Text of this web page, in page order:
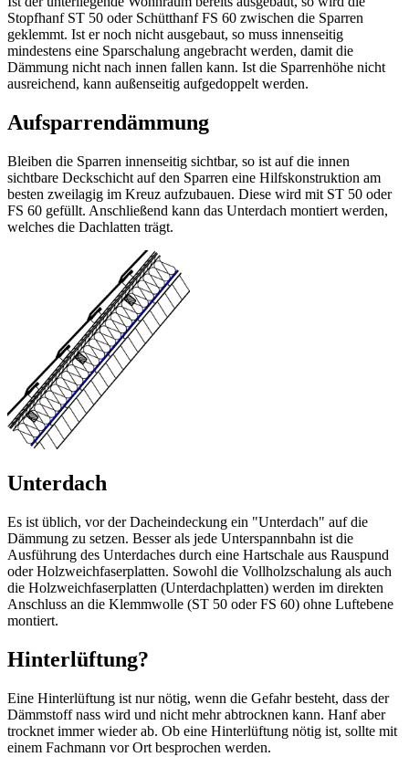
Stopfhanf ST 50 oder Schütthanf FS 60 zwischen die Sparren
geklemmt. Ist er noch nicht ausgebaut, so muss innenseitig
mindestens eine Sparschalung angebracht werden, damit die
Dämmung nicht nach innen fallen kann. Ist die Sparrenhöhe nicht
ausreichend, kann außenseitig aufgedoppelt werden.
Aufsparrendämmung
Bleiben die Sparren innenseitig sichtbar, so ist auf die innen
sichtbare Deckschicht auf den Sparren eine Hilfskonstruktion am
besten zweilagig im Kreuz aufzubauen. Diese wird mit ST 50 oder
FS 60 gefüllt. Anschließend kann das Unterdach montiert werden,
welches die Dachlatten trägt.
Unterdach
Es ist üblich, vor der Dacheindeckung ein "Unterdach" auf die
Dämmung zu setzen. Besser als jede Unterspannbahn ist die
Ausführung des Unterdaches durch eine Hartschale aus Rauspund
oder Holzweichfaserplatten. Sowohl die Vollholzschalung als auch
die Holzweichfaserplatten (Unterdachplatten) werden im direkten
Anschluss an die Klemmwolle (ST 50 oder FS 60) ohne Luftebene
montiert.
Hinterlüftung?
Eine Hinterlüftung ist nur nötig, wenn die Gefahr besteht, dass der
Dämmstoff nass wird und nicht mehr abtrocknen kann. Hanf aber
trocknet immer wieder ab. Ob eine Hinterlüftung nötig ist, sollte mit
einem Fachmann vor Ort besprochen werden.